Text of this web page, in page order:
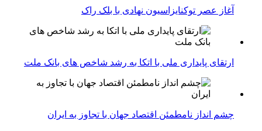
آغاز عصر توکنایزاسیون نهادی با بلک راک
ارتقای پایداری ملی با اتکا به رشد شاخص های بانک ملت
چشم انداز نامطمئن اقتصاد جهان با تجاوز به ایران